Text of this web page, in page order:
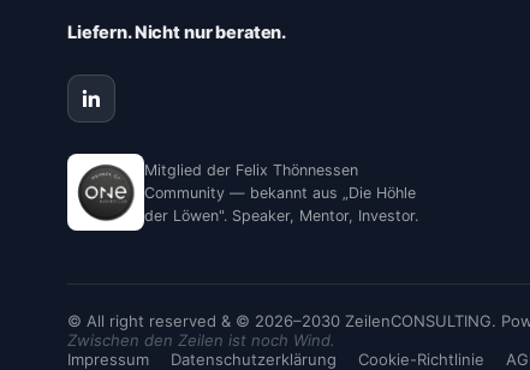
Liefern. Nicht nur beraten.
Mitglied der Felix Thönnessen
Community — bekannt aus „Die Höhle
der Löwen". Speaker, Mentor, Investor.
© All right reserved & © 2026–2030 ZeilenCONSULTING.
Zwischen den Zeilen ist noch Wind.
Impressum
Datenschutzerklärung Cookie-Richtlinie